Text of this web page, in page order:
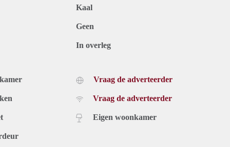
Kaal
Geen
In overleg
Vraag de adverteerder
Vraag de adverteerder
Eigen woonkamer